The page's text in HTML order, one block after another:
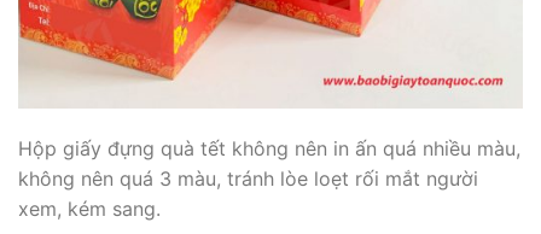
Hộp giấy đựng quà tết không nên in ấn quá nhiều màu,
không nên quá 3 màu, tránh lòe loẹt rối mắt người
xem, kém sang.